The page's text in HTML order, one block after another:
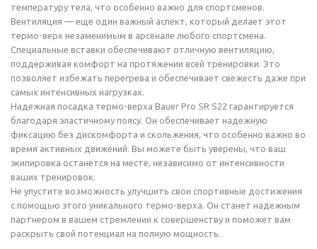
температуру тела, что особенно важно для спортсменов.
Вентиляция — еще один важный аспект, который делает этот
термо-верх незаменимым в арсенале любого спортсмена.
Специальные вставки обеспечивают отличную вентиляцию,
поддерживая комфорт на протяжении всей тренировки. Это
позволяет избежать перегрева и обеспечивает свежесть даже при
самых интенсивных нагрузках.
Надежная посадка термо-верха Bauer Pro SR S22 гарантируется
благодаря эластичному поясу. Он обеспечивает надежную
фиксацию без дискомфорта и скольжения, что особенно важно во
время активных движений. Вы можете быть уверены, что ваш
экипировка останется на месте, независимо от интенсивности
ваших тренировок.
Не упустите возможность улучшить свои спортивные достижения
с помощью этого уникального термо-верха. Он станет надежным
партнером в вашем стремлении к совершенству и поможет вам
раскрыть свой потенциал на полную мощность.